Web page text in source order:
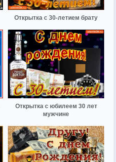
Открытка с 30-летием брату
Открытка с юбилеем 30 лет
мужчине